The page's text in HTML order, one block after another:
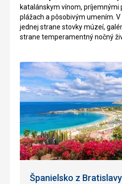
hradu
dostanete
schodov,
ktoré
stúpajú
námestia
Placa
Orient.
Môžete
taktiež
prehliadku
posedenie
živej
golfu
príjemnom,
krásnom
prostredí
vychutnajú
skúseny
hráči
golfu
začiatočníci.
katalánskym vínom, príjemnými
plážach a pôsobivým umením. V
jednej strane stovky múzeí,
strane temperamentný nočný
Španielsko z Bratislavy